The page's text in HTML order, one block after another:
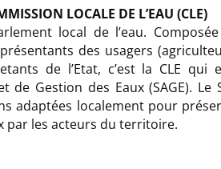
LOCALE DE L’EAU (CLE)
local de l’eau.
des usagers
de l’Etat, c’est la CLE qui
de Gestion des Eaux (SAGE). Le
adaptées localement pour
par les acteurs du territoire.